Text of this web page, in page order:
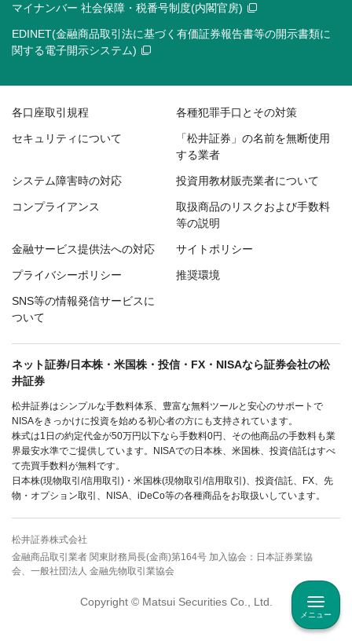
メニュー
マイナンバー 社会保障・税番号制度(内閣官房)
EDINET(金融商品取引法に基づく有価証券報告書等の開示書類に
関する電子開示システム)
各口座取引規程 各種犯罪手口とその対策
セキュリティについて
「松井証券」の名前を無断使用
する業者
システム障害時の対応 投資用教材販売業者について
コンプライアンス
取扱商品のリスクおよび手数料
等の説明
金融サービス提供法への対応 サイトポリシー
プライバシーポリシー 推奨環境
SNS等の情報発信サービスに
ついて
ネット証券/日本株・米国株・投信・FX・NISAなら証券会社の松
井証券
松井証券はシンプルな手数料体系、豊富な無料ツールと安心のサポートで
NISAをきっかけに投資を始める初心者の方にも支持されています。
株式は1日の約定代金が50万円以下なら手数料0円、その他商品の手数料も業
界最安水準でご提供しています。NISAでの日本株、米国株、投資信託はすべ
て売買手数料が無料です。
日本株(現物取引/信用取引)・米国株(現物取引/信用取引)、投資信託、FX、先
物・オプション取引、NISA、iDeCo等の各種商品をお取扱いしています。
松井証券株式会社
金融商品取引業者 関東財務局長(金商)第164号 加入協会：日本証券業協
会、一般社団法人 金融先物取引業協会
Copyright © Matsui Securities Co., Ltd.